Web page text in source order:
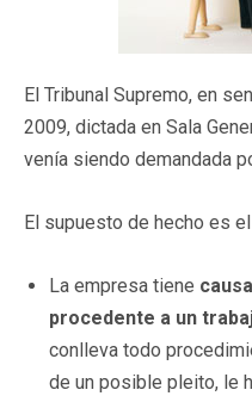
El Tribunal Supremo, en
2009, dictada en Sala
venía siendo demandada
El supuesto de hecho es
La empresa tiene
procedente a un
conlleva todo
de un posible pleito, le